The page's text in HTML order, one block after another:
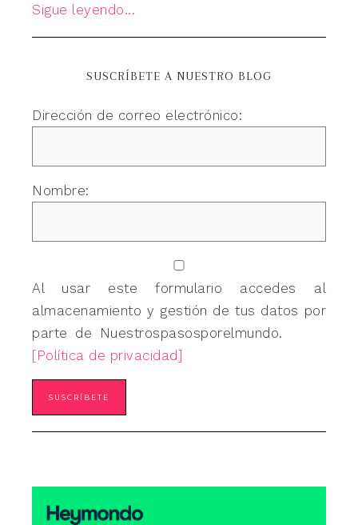
Sigue leyendo...
SUSCRÍBETE A NUESTRO BLOG
Dirección de correo electrónico:
Nombre:
Al usar este formulario accedes al
almacenamiento y gestión de tus datos por
parte de Nuestrospasosporelmundo.
[Política de privacidad]